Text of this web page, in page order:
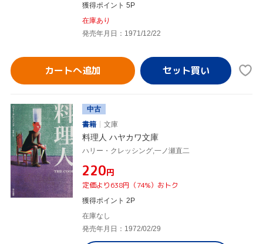
獲得ポイント 5P
在庫あり
発売年月日：1971/12/22
カートへ追加
中古
書籍
文庫
料理人 ハヤカワ文庫
ハリー・クレッシング,一ノ瀬直二
¥220円
定価より638円（74%）おトク
獲得ポイント 2P
在庫なし
発売年月日：1972/02/29